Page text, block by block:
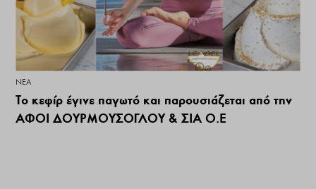
ΝΕΑ
Το κεφίρ έγινε παγωτό και παρουσιάζεται από την
ΑΦΟΙ ΔΟΥΡΜΟΥΣΟΓΛΟΥ & ΣΙΑ Ο.Ε